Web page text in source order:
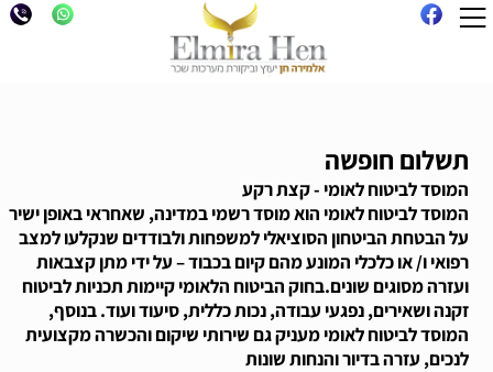
תשלום חופשה
המוסד לביטוח לאומי - קצת רקע
המוסד לביטוח לאומי הוא מוסד רשמי במדינה, שאחראי באופן ישיר
על הבטחת הביטחון הסוציאלי למשפחות ולבודדים שנקלעו למצב
רפואי ו/ או כלכלי המונע מהם קיום בכבוד – על ידי מתן קצבאות
ועזרה מסוגים שונים.בחוק הביטוח הלאומי קיימות תכניות לביטוח
זקנה ושאירים, נפגעי עבודה, נכות כללית, סיעוד ועוד. בנוסף,
המוסד לביטוח לאומי מעניק גם שירותי שיקום והכשרה מקצועית
לנכים, עזרה בדיור והנחות שונות